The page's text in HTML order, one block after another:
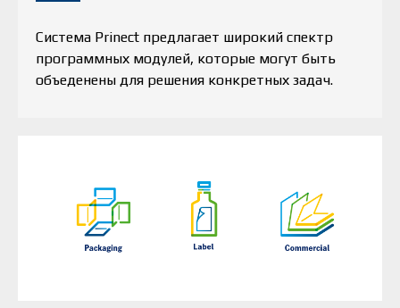
Система Prinect предлагает широкий спектр
программных модулей, которые могут быть
объеденены для решения конкретных задач.